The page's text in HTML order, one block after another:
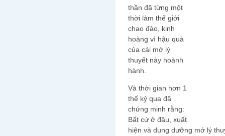
thần đã từng một
thời làm thế giới
chao đảo, kinh
hoàng vì hậu quả
của cái mớ lý
thuyết này hoành
hành.
Và thời gian hơn 1
thế kỷ qua đã
chứng minh rằng:
Bất cứ ở đâu, xuất
hiện và dung dưỡng mớ lý